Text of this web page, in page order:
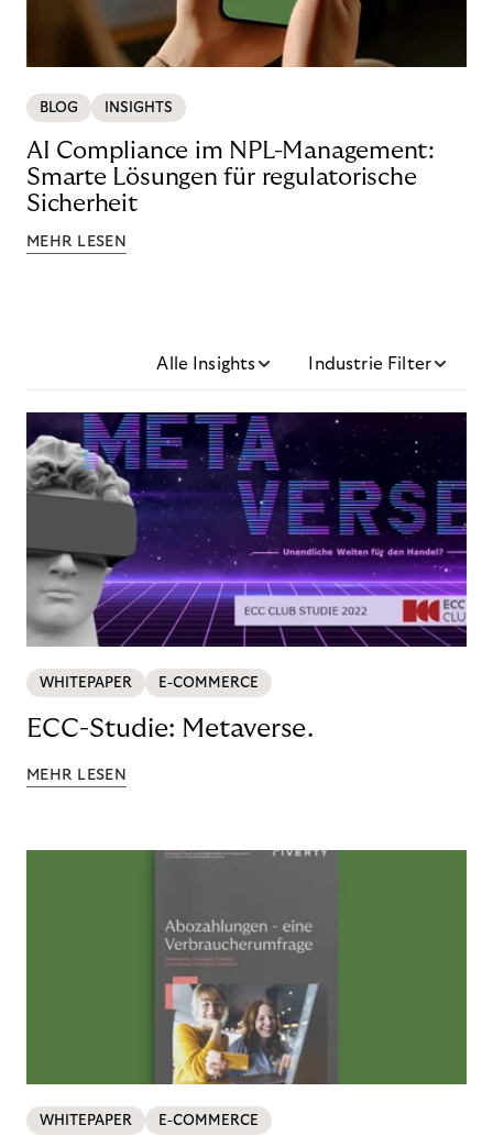
BLOG INSIGHTS
AI Compliance im NPL-Management:
Smarte Lösungen für regulatorische
Sicherheit
MEHR LESEN
Alle Insights Industrie Filter
WHITEPAPER E-COMMERCE
ECC-Studie: Metaverse.
MEHR LESEN
WHITEPAPER E-COMMERCE